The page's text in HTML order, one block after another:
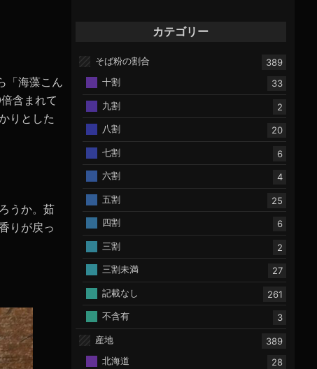
「海藻こん
含まれて
りとした
うか。茹
りが戻っ
カテゴリー
そば粉の割合
389
十割
33
九割
2
八割
20
七割
6
六割
4
五割
25
四割
6
三割
2
三割未満
27
記載なし
261
不含有
3
産地
389
北海道
28